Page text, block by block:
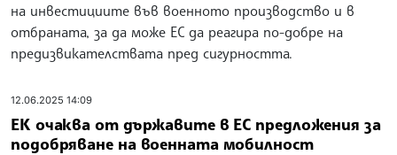
на инвестициите във военното производство и в
отбраната, за да може ЕС да реагира по-добре на
предизвикателствата пред сигурността.
12.06.2025 14:09
ЕК очаква от държавите в ЕС предложения за
подобряване на военната мобилност